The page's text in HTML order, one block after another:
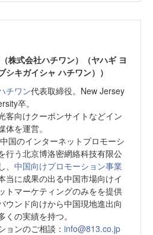
株式会社ハチワン）（ヤハギ ヨ
シキガイシャ ハチワン））
チワン代表取締役。New Jersey
卒。
客向けクーポンサイトなどイン
体を運営。
国のインターネットプロモーシ
行う北京博洛密網絡科技有限公
中国向けプロモーション事業
当に成果の出る中国市場向けイ
トマーケティングのみをを提供
ウンド向けから中国現地進出向
くの実績を持つ。
ョンのご相談： info@813.co.jp